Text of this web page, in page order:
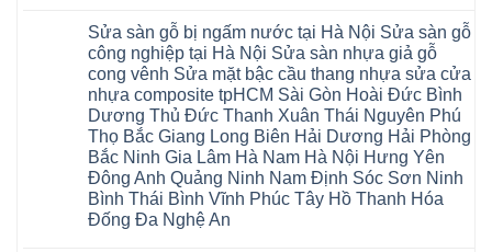
Nội
báo
Dịch
vụ
sửa
chữa
Sửa
sàn
nhựa
giả
gỗ
hèm
khóa
bình
luận
ở
Sửa
chữa
sàn
nhựa
giả
gỗ
tại
Hà
Nội
báo
giá
Sửa sàn gỗ bị ngấm nước tại Hà Nội Sửa sàn gỗ
công nghiệp tại Hà Nội Sửa sàn nhựa giả gỗ
cong vênh Sửa mặt bậc cầu thang nhựa sửa cửa
nhựa composite tpHCM Sài Gòn Hoài Đức Bình
Dương Thủ Đức Thanh Xuân Thái Nguyên Phú
Thọ Bắc Giang Long Biên Hải Dương Hải Phòng
Bắc Ninh Gia Lâm Hà Nam Hà Nội Hưng Yên
Đông Anh Quảng Ninh Nam Định Sóc Sơn Ninh
Bình Thái Bình Vĩnh Phúc Tây Hồ Thanh Hóa
Đống Đa Nghệ An